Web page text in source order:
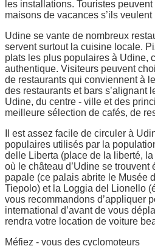
les installations. Touristes
maisons de vacances s’ils
Udine se vante de nombreux
servent surtout la cuisine locale.
plats les plus populaires à Udine,
authentique. Visiteurs peuvent
de restaurants qui conviennent à
des restaurants et bars s’alignant
Udine, du centre - ville et des
meilleure sélection de cafés, de
Il est assez facile de circuler à
populaires utilisés par la
delle Liberta (place de la liberté,
où le château d’Udine se trouvent
papale (ce palais abrite le Musée
Tiepolo) et la Loggia del Lionello
vous recommandons d’appliquer
international d’avant de vous
rendra votre location de voiture
Méfiez - vous des cyclomoteurs